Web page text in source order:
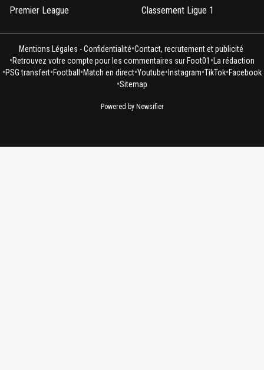
Premier League
Classement Ligue 1
Mentions Légales - Confidentialité•Contact, recrutement et publicité
•Retrouvez votre compte pour les commentaires sur Foot01 • La rédaction
•PSG transfert•Football •Match en direct•Youtube• Instagram•TikTok•Facebook
•Sitemap
Powered by Newsifier